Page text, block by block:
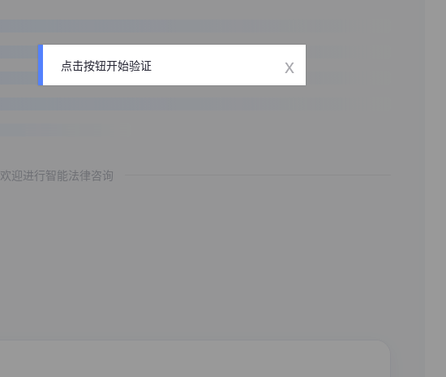
欢迎进行智能法律咨询
点击按钮开始验证 x